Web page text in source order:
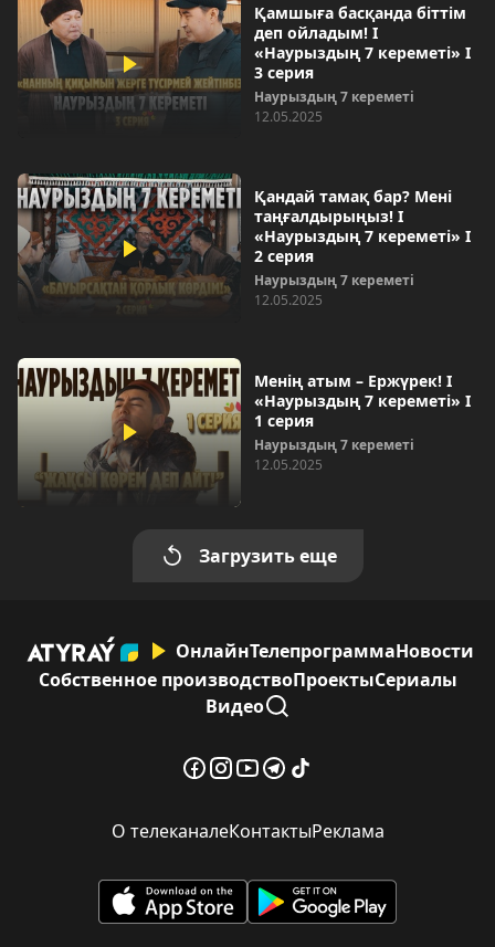
Қамшыға басқанда біттім
деп ойладым! І
«Наурыздың 7 кереметі» І
3 серия
Наурыздың 7 кереметі
12.05.2025
Қандай тамақ бар? Мені
таңғалдырыңыз! І
«Наурыздың 7 кереметі» І
2 серия
Наурыздың 7 кереметі
12.05.2025
Менің атым – Ержүрек! І
«Наурыздың 7 кереметі» І
1 серия
Наурыздың 7 кереметі
12.05.2025
Загрузить еще
ОнлайнТелепрограммаНовости
Собственное производствоПроектыСериалы
Видео
О телеканалеКонтактыРеклама